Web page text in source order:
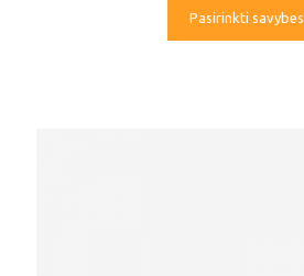
Pasirinkti savybes